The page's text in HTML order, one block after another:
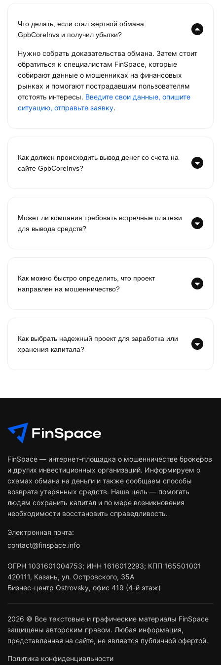
Что делать, если стал жертвой обмана
GpbCoreInvs и получил убытки?
Нужно собрать доказательства обмана. Затем стоит
обратиться к специалистам FinSpace, которые
собирают данные о мошенниках на финансовых
рынках и помогают пострадавшим пользователям
отстоять интересы. Введите свои данные, опишите
ситуацию, отправьте заявку.
Как должен происходить вывод денег со счета на
сайте GpbCoreInvs?
Может ли компания требовать встречные платежи
для вывода средств?
Как можно быстро определить, что проект
направлен на мошенничество?
Как выбрать надежный проект для заработка или
хранения капитала?
FinSpace — интернет-площадка о мошенничестве брокеров
и других инвестиционных организаций. Информируем о
схемах обмана на деньги и также сообщаем способы
возврата утерянных средств. Наша цель — помогать
людям сохранить капитал и по мере возникновения
необходимости восстановить справедливость.
Электронная почта:
contact@finspace.info
ОГРН 1031601004753; ИНН 1616012293; КПП 165501001
420111, Казань, ул. Островского, 35А
Бизнес-центр Ostrovsky, офис 419 (4-й этаж)
2026 © Все текстовые и графические материалы FinSpace
защищены авторским правом. Любая информация,
представленная на сайте, не является публичной офертой.
Политика конфиденциальности